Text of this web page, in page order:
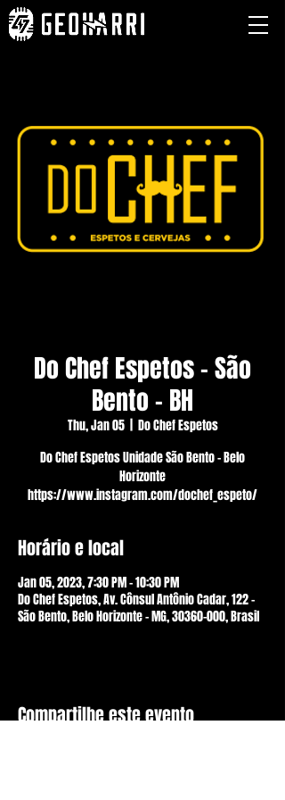
Do Chef Espetos - São
Bento - BH
Thu, Jan 05
  |
Do Chef Espetos
Do Chef Espetos Unidade São Bento - Belo
Horizonte
https://www.instagram.com/dochef_espeto/
Horário e local
Jan 05, 2023, 7:30 PM – 10:30 PM
Do Chef Espetos, Av. Cônsul Antônio Cadar, 122 -
São Bento, Belo Horizonte - MG, 30360-000, Brasil
Compartilhe este evento